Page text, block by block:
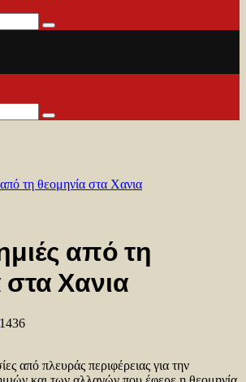
Search
Search
τη θεομηνία στα Χανια
από τη
στα Χανια
1436
από πλευράς περιφέρειας για την